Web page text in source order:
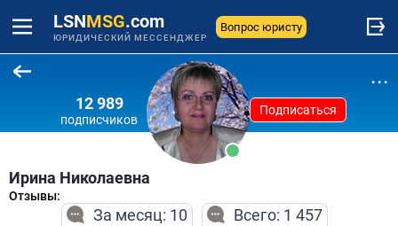
LSNMSG.com
ЮРИДИЧЕСКИЙ МЕССЕНДЖЕР
Вопрос юристу
12 989
подписчиков
Подписаться
...
Ирина Николаевна
Отзывы:
За месяц: 10
Всего: 1 457